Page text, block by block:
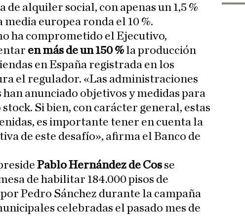
de alquiler social, con apenas un 1,5 %
europea ronda el 10 %.
ha comprometido el Ejecutivo,
en más de un 150 % la producción
en España registrada en los
el regulador. «Las administraciones
han anunciado objetivos y medidas para
Si bien, con carácter general, estas
es importante tener en cuenta la
de este desafío», afirma el Banco de
Pablo Hernández de Cos se
de habilitar 184.000 pisos de
Pedro Sánchez durante la campaña
celebradas el pasado mes de